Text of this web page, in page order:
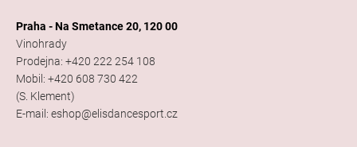
Praha - Na Smetance 20, 120 00
Vinohrady
Prodejna: +420 222 254 108
Mobil: +420 608 730 422
(S. Klement)
E-mail: eshop@elisdancesport.cz